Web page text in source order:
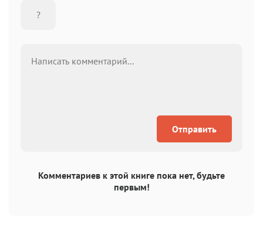
Отправить
Комментариев к этой книге пока нет, будьте
первым!